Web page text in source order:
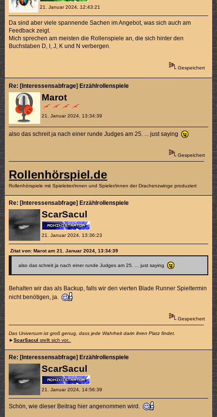
21. Januar 2024, 12:43:21
Da sind aber viele spannende Sachen im Angebot, was sich auch am
Feedback zeigt.
Mich sprechen am meisten die Rollenspiele an, die sich hinter den
Buchstaben D, I, J, K und N verbergen.
Gespeichert
Marot
21. Januar 2024, 13:34:39
Re: [Interessensabfrage] Erzählrollenspiele
also das schreit ja nach einer runde Judges am 25. ... just saying
Gespeichert
Rollenhörspiel.de
Rollenhörspiele mit Spieleiter/innen und Spieler/innen der Drachenzwinge produziert
ScarSacul
21. Januar 2024, 13:36:23
Re: [Interessensabfrage] Erzählrollenspiele
Zitat von: Marot am 21. Januar 2024, 13:34:39
also das schreit ja nach einer runde Judges am 25. ... just saying
Behalten wir das als Backup, falls wir den vierten Blade Runner Spieltermin
nicht benötigen, ja.
Gespeichert
Das Universum ist groß genug, dass jede Wahrheit darin ihren Platz findet.
►ScarSacul stellt sich vor..
ScarSacul
21. Januar 2024, 14:56:39
Re: [Interessensabfrage] Erzählrollenspiele
Schön, wie dieser Beitrag hier angenommen wird.